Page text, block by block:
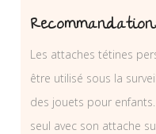
Les attaches tétines
être utilisé sous la
des jouets pour
seul avec son attache